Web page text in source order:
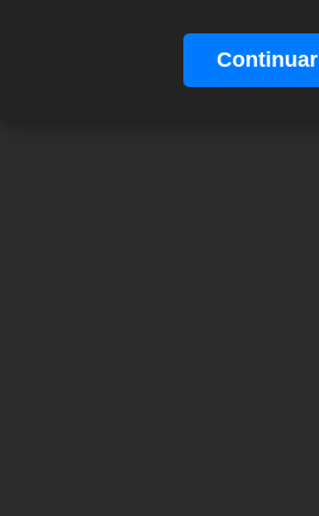
Continuar